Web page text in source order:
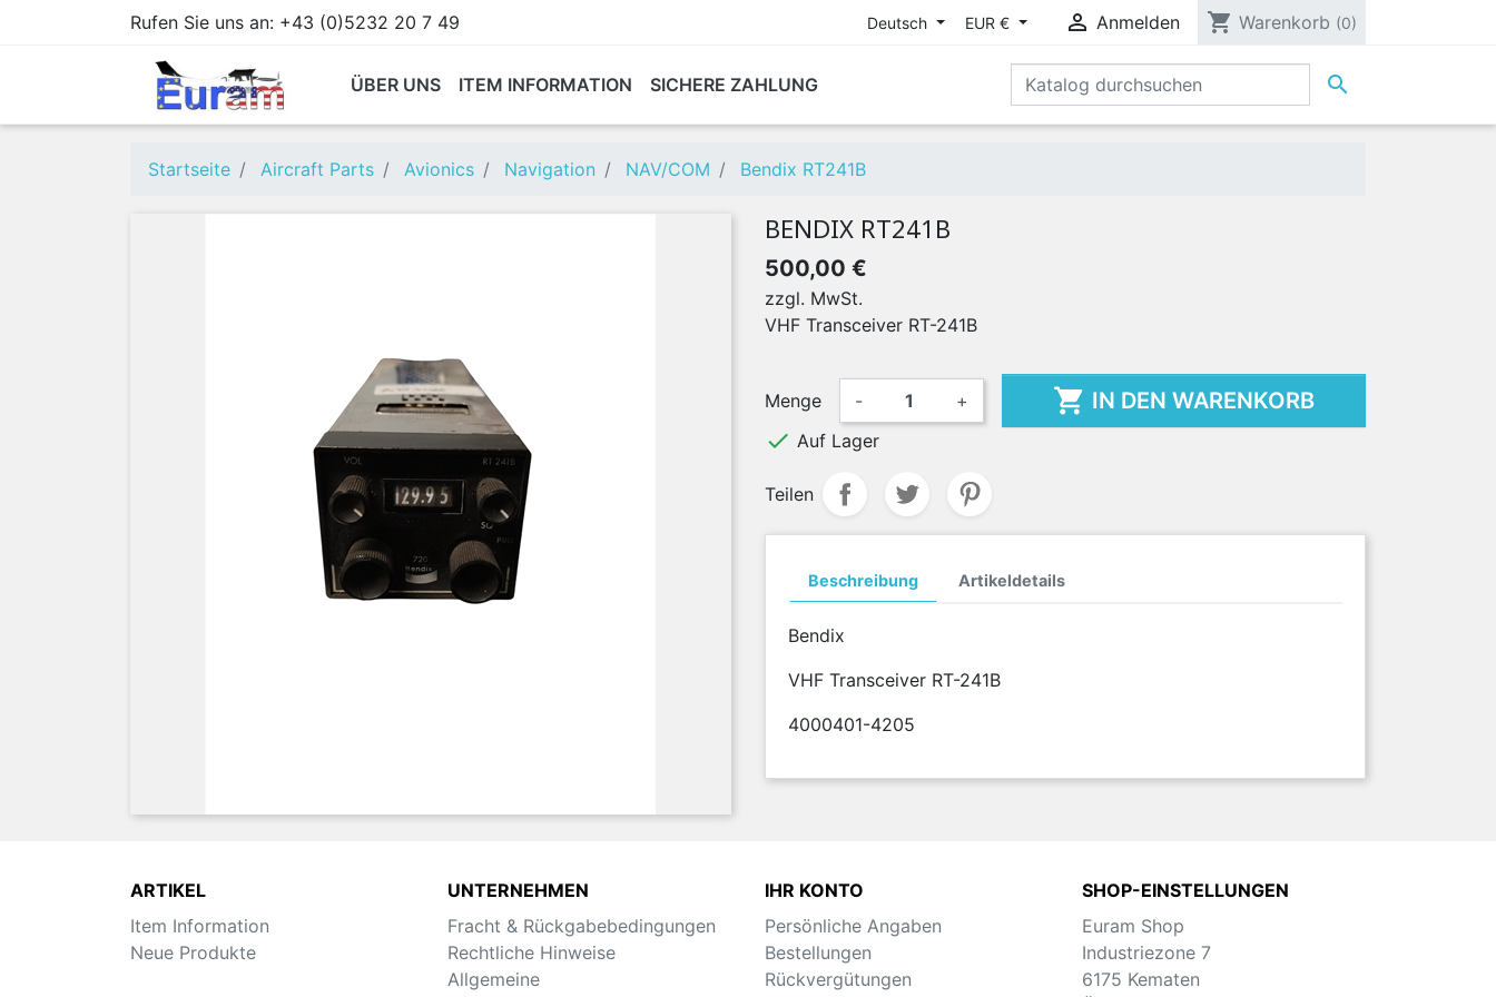
Rufen Sie uns an: +43 (0)5232 20 7 49 Deutsch EUR €  Anmelden shopping_cart Warenkorb (0)
ÜBER UNS ITEM INFORMATION SICHERE ZAHLUNG 
Startseite Aircraft Parts Avionics Navigation NAV/COM Bendix RT241B
BENDIX RT241B
500,00 €
zzgl. MwSt.
VHF Transceiver RT-241B
Menge - +  IN DEN WARENKORB
 Auf Lager
Teilen
Beschreibung Artikeldetails
Bendix
VHF Transceiver RT-241B
4000401-4205
ARTIKEL
Item Information
Neue Produkte
UNTERNEHMEN
Fracht & Rückgabebedingungen
Rechtliche Hinweise
Allgemeine
IHR KONTO
Persönliche Angaben
Bestellungen
Rückvergütungen
SHOP-EINSTELLUNGEN
Euram Shop
Industriezone 7
6175 Kematen